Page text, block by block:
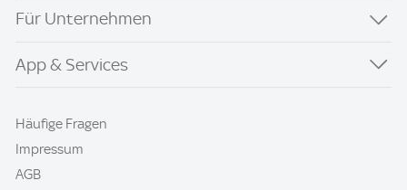
Für Unternehmen
App & Services
Häufige Fragen
Impressum
AGB